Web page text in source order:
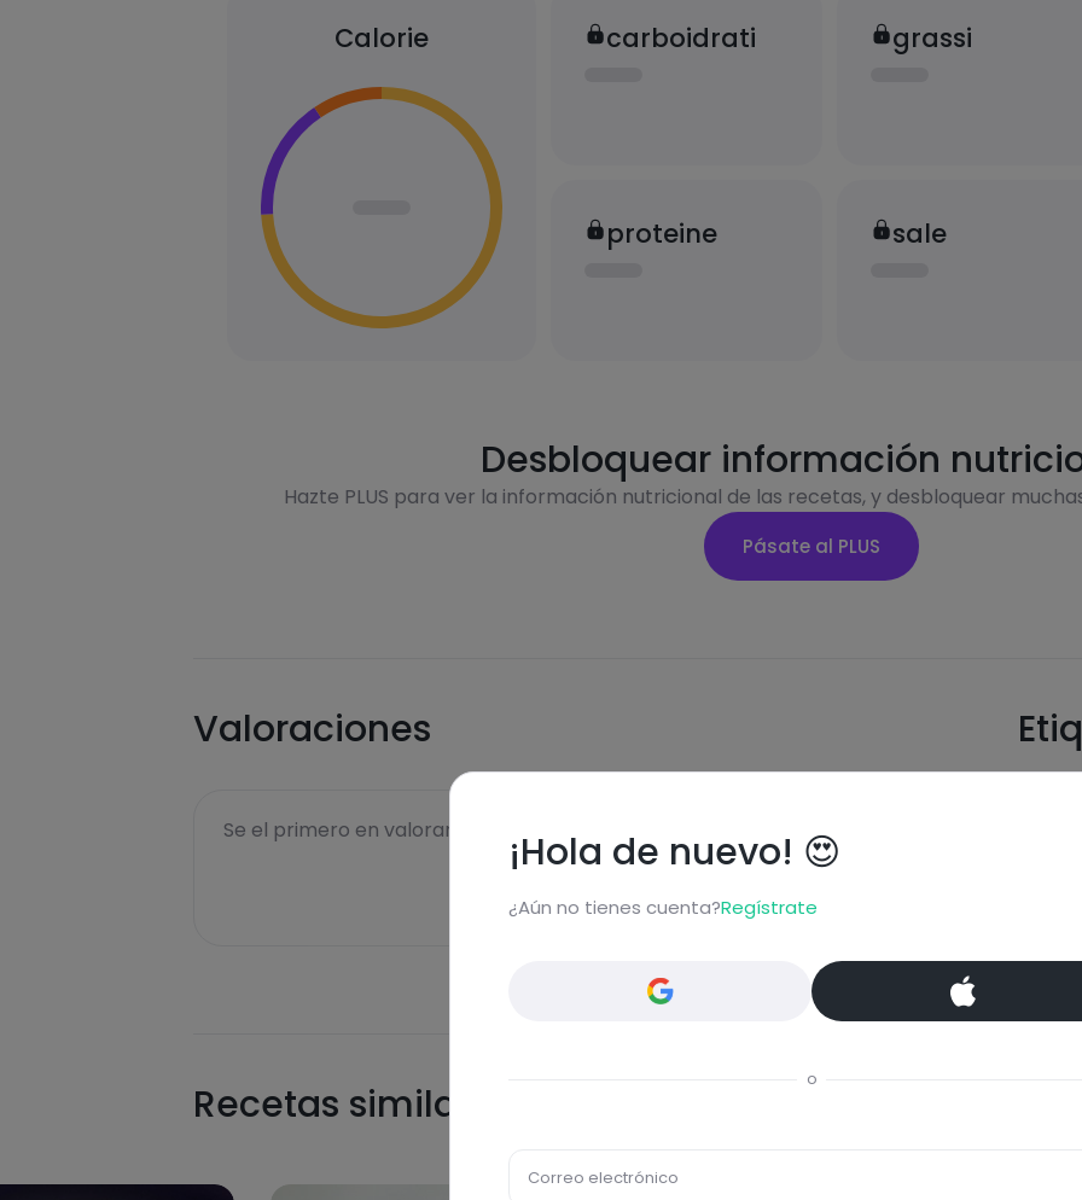
Calorie carboidrati
proteine
grassi
sale
Desbloquear información
Hazte PLUS para ver la información nutricional de las recetas, y desbloquear
Pásate al PLUS
Valoraciones
Se el primero en valorar esta receta...
Recetas similares
¡Hola de nuevo! 😍
¿Aún no tienes cuenta?Regístrate
o
Correo electrónico